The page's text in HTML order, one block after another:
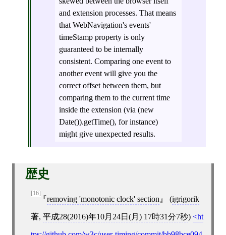
and extension processes. That means
that WebNavigation's events'
timeStamp property is only
guaranteed to be internally
consistent. Comparing one event to
another event will give you the
correct offset between them, but
comparing them to the current time
inside the extension (via (new
Date()).getTime(), for instance)
might give unexpected results.
歴史
[16]
removing 'monotonic clock' section (igrigorik
著, 平成28(2016)年10月24日(月) 17時31分7秒) ht